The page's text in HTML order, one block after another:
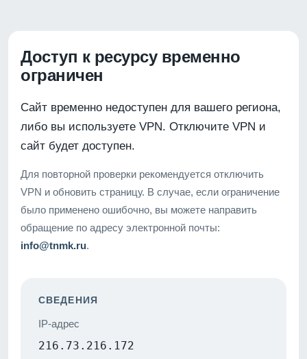
Доступ к ресурсу временно
ограничен
Сайт временно недоступен для вашего региона,
либо вы используете VPN. Отключите VPN и
сайт будет доступен.
Для повторной проверки рекомендуется отключить
VPN и обновить страницу. В случае, если ограничение
было применено ошибочно, вы можете направить
обращение по адресу электронной почты:
info@tnmk.ru.
СВЕДЕНИЯ
IP-адрес
216.73.216.172